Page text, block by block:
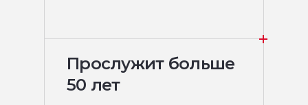
Прослужит больше
50 лет